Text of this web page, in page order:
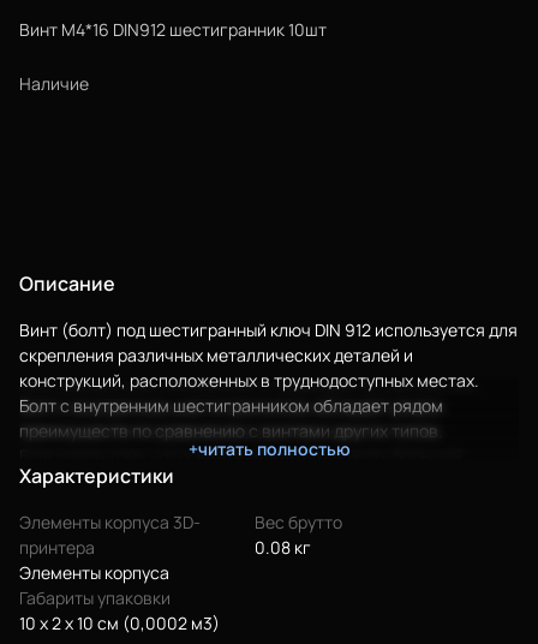
Винт М4*16 DIN912 шестигранник 10шт
Наличие
Описание
Винт (болт) под шестигранный ключ DIN 912 используется для
скрепления различных металлических деталей и
конструкций, расположенных в труднодоступных местах.
Болт с внутренним шестигранником обладает рядом
преимуществ по сравнению с винтами других типов.
Благодаря тому, что к винту можно приложить больший
крутящий момент, обеспечивается более прочное
применяются в случаях, когда оборудование и механизмы
подвержены сильной вибрации и серьезным нагрузкам.
Кроме того, винты этого типа надежно защищены от
несанкционированного доступа. Внутренний шестигранник
обеспечивает защиту от срыва, что продлевает срок службы
+читать полностью
Характеристики
Элементы корпуса 3D-
принтера
Элементы корпуса
Вес брутто
0.08 кг
Габариты упаковки
10 x 2 x 10 см (0,0002 м3)